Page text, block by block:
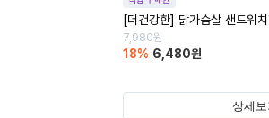
[더건강한] 닭가슴살 샌드위
7,980원
18% 6,480원
상세보